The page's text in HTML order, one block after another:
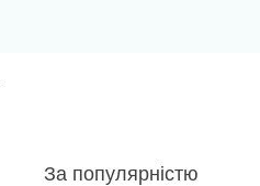
За популярністю